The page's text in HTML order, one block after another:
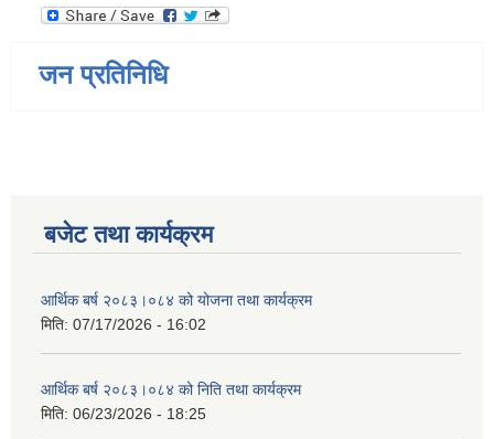
जन प्रतिनिधि
बजेट तथा कार्यक्रम
आर्थिक बर्ष २०८३।०८४ को योजना तथा कार्यक्रम
मिति: 07/17/2026 - 16:02
आर्थिक बर्ष २०८३।०८४ को निति तथा कार्यक्रम
मिति: 06/23/2026 - 18:25